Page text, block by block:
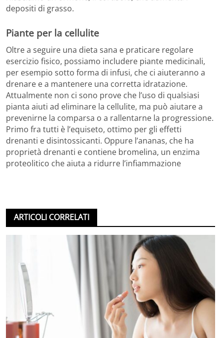
depositi di grasso.
Piante per la cellulite
Oltre a seguire una dieta sana e praticare regolare
esercizio fisico, possiamo includere piante medicinali,
per esempio sotto forma di infusi, che ci aiuteranno a
drenare e a mantenere una corretta idratazione.
Attualmente non ci sono prove che l’uso di qualsiasi
pianta aiuti ad eliminare la cellulite, ma può aiutare a
prevenirne la comparsa o a rallentarne la progressione.
Primo fra tutti è l’equiseto, ottimo per gli effetti
drenanti e disintossicanti. Oppure l’ananas, che ha
proprietà drenanti e contiene bromelina, un enzima
proteolitico che aiuta a ridurre l’infiammazione
ARTICOLI CORRELATI